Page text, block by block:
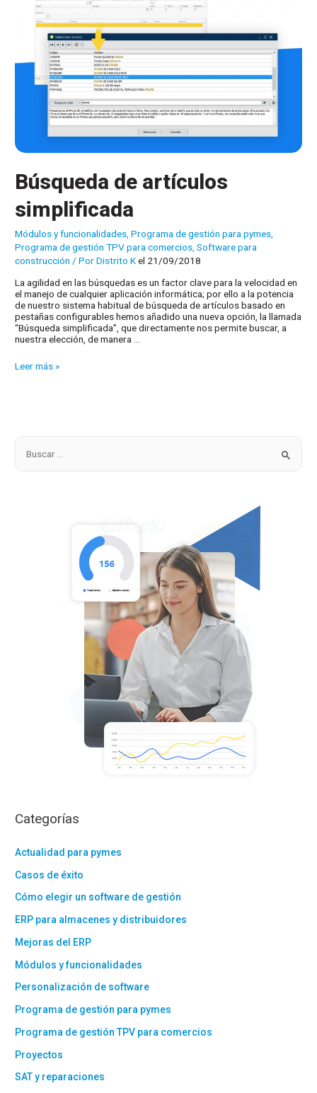
búsqueda
Búsqueda de artículos
simplificada
Módulos y funcionalidades ,Programa de gestión para pymes
Programa de gestión TPV para comercios ,Software para
construcción / PorDistrito Kel 21/09/2018
La agilidad en las búsquedas es un factor clave para la velocidad en
el manejo de cualquier aplicación informática; por ello a la potencia
de nuestro sistema habitual de búsqueda de artículos basado en
pestañas configurables hemos añadido una nueva opción, la llamada
“Búsqueda simplificada”, que directamente nos permite buscar, a
nuestra elección, de manera …
Búsqueda
Leer más »
Categorías
Actualidad para pymes
Casos de éxito
Cómo elegir un software de gestión
ERP para almacenes y distribuidores
Mejoras del ERP
Módulos y funcionalidades
Personalización de software
Programa de gestión para pymes
Programa de gestión TPV para comercios
Proyectos
SAT y reparaciones